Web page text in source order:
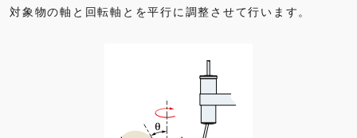
対象物の軸と回転軸とを平行に調整させて行います。